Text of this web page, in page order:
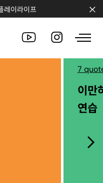
레이라이프
7
이만
연습